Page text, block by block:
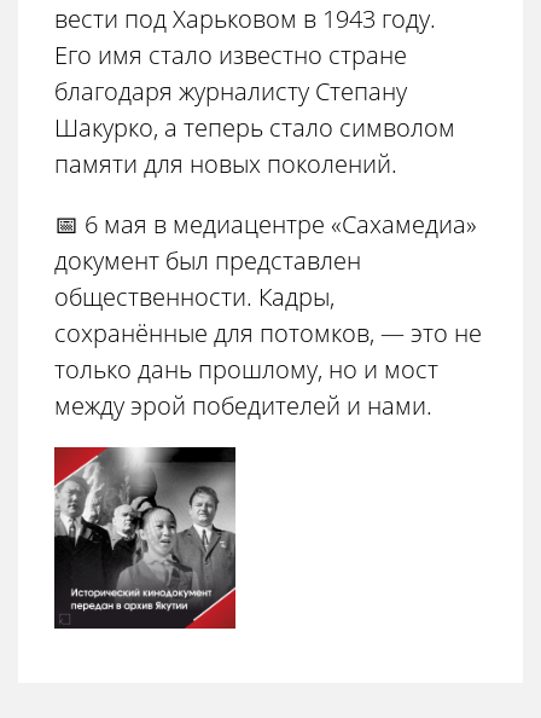
вести под Харьковом в 1943 году.
Его имя стало известно стране
благодаря журналисту Степану
Шакурко, а теперь стало символом
памяти для новых поколений.
📅 6 мая в медиацентре «Сахамедиа»
документ был представлен
общественности. Кадры,
сохранённые для потомков, — это не
только дань прошлому, но и мост
между эрой победителей и нами.